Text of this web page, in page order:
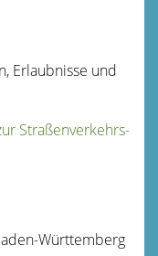
Erlaubnisse und
Straßenverkehrs-
Württemberg